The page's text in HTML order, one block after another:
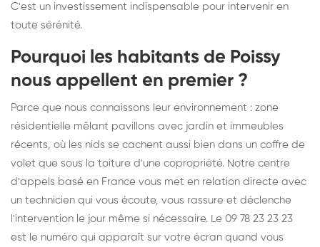
C'est un investissement indispensable pour intervenir en
toute sérénité.
Pourquoi les habitants de Poissy
nous appellent en premier ?
Parce que nous connaissons leur environnement : zone
résidentielle mêlant pavillons avec jardin et immeubles
récents, où les nids se cachent aussi bien dans un coffre de
volet que sous la toiture d'une copropriété. Notre centre
d'appels basé en France vous met en relation directe avec
un technicien qui vous écoute, vous rassure et déclenche
l'intervention le jour même si nécessaire. Le 09 78 23 23 23
est le numéro qui apparaît sur votre écran quand vous